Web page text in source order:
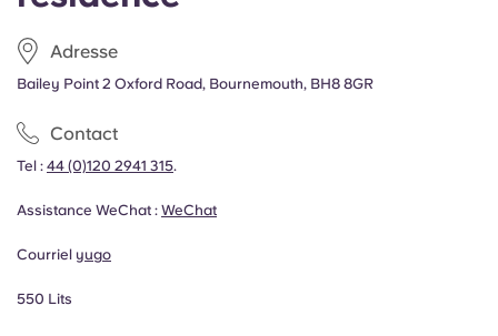
Adresse
Bailey Point 2 Oxford Road, Bournemouth, BH8 8GR
Contact
Tel : 44 (0)120 2941 315.
Assistance WeChat : WeChat
Courriel yugo
550 Lits